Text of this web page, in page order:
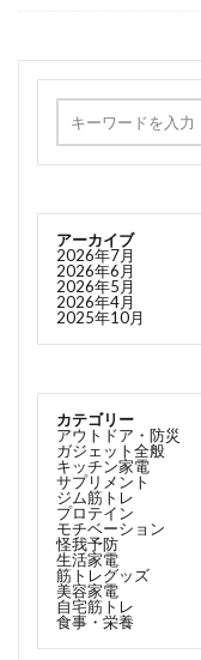
アーカイブ
2026年7月
2026年6月
2026年5月
2026年4月
2025年10月
カテゴリー
アウトドア・防災
ガジェット全般
キッチン家電
サプリメント
ジム筋トレ
プロテイン
モチベーション
怪我予防
生活家電
筋トレグッズ
美容家電
自宅筋トレ
食事・栄養